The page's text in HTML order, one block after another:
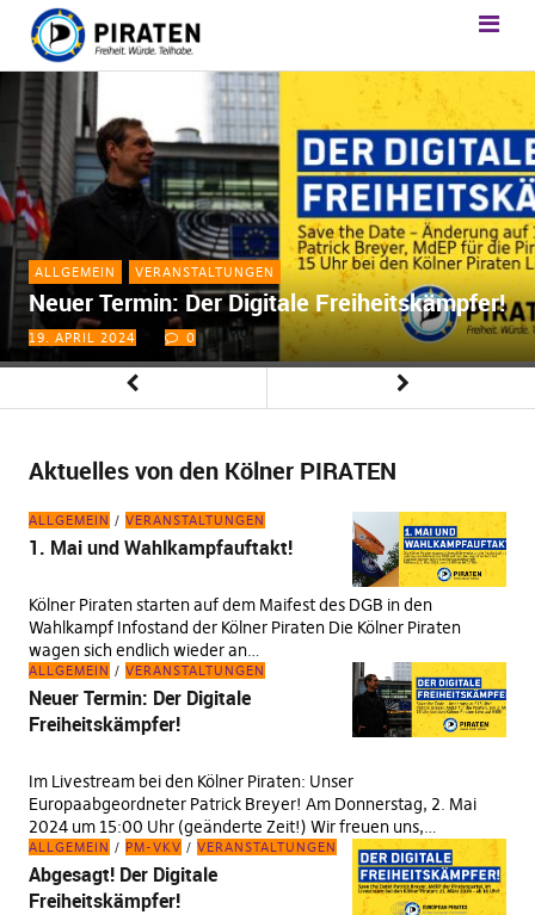
ALLGEMEIN VERANSTALTUNGEN
Neuer Termin: Der Digitale Freiheitskämpfer!
19. APRIL 2024 0
Aktuelles von den Kölner PIRATEN
ALLGEMEIN VERANSTALTUNGEN
1. Mai und Wahlkampfauftakt!
Kölner Piraten starten auf dem Maifest des DGB in den
Wahlkampf Infostand der Kölner Piraten Die Kölner Piraten
wagen sich endlich wieder an…
ALLGEMEIN VERANSTALTUNGEN
Neuer Termin: Der Digitale
Freiheitskämpfer!
Im Livestream bei den Kölner Piraten: Unser
Europaabgeordneter Patrick Breyer! Am Donnerstag, 2. Mai
2024 um 15:00 Uhr (geänderte Zeit!) Wir freuen uns,…
ALLGEMEIN PM-VKV VERANSTALTUNGEN
Abgesagt! Der Digitale
Freiheitskämpfer!